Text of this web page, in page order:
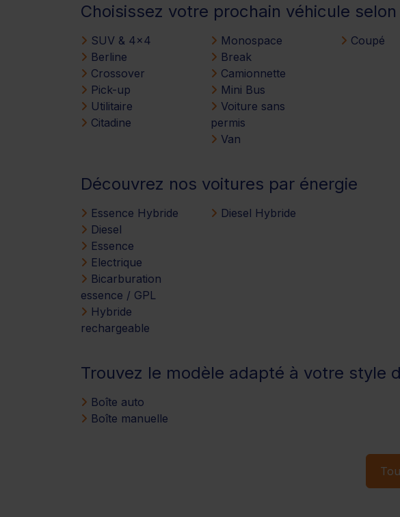
Choisissez votre prochain véhicule
SUV & 4x4
Berline
Crossover
Pick-up
Utilitaire
Citadine
Monospace
Break
Camionnette
Mini Bus
Voiture sans
permis
Van
Coupé
Découvrez nos voitures par énergie
Essence Hybride
Diesel
Essence
Electrique
Bicarburation
essence / GPL
Hybride
rechargeable
Diesel Hybride
Trouvez le modèle adapté à votre style
Boîte auto
Boîte manuelle